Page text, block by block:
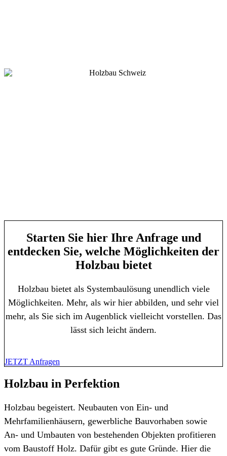
Starten Sie hier Ihre Anfrage und
entdecken Sie, welche Möglichkeiten der
Holzbau bietet
Holzbau bietet als Systembaulösung unendlich viele
Möglichkeiten. Mehr, als wir hier abbilden, und sehr viel
mehr, als Sie sich im Augenblick vielleicht vorstellen. Das
lässt sich leicht ändern.
JETZT Anfragen
Holzbau in Perfektion
Holzbau begeistert. Neubauten von Ein- und
Mehrfamilienhäusern, gewerbliche Bauvorhaben sowie
An- und Umbauten von bestehenden Objekten profitieren
vom Baustoff Holz. Dafür gibt es gute Gründe. Hier die